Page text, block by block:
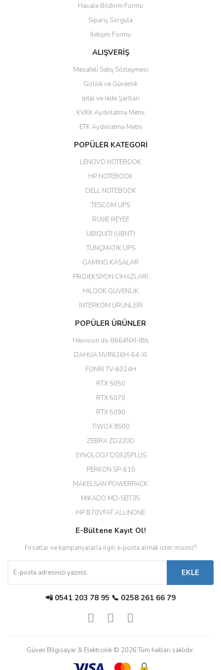
bir tabela olsa daha hoş
hızlı güvenli bir alışveriş oldu
Yalçın Kaya | 20/06/2026
ahmet yiğit | 29/04/2026
Aldığım ürün kapalı kutu teslim
edildi. Teşekkür ederim.
GÜRKAN KETHÜDAOĞLU |
Her şey için teşekkür ederim çok
Erdal Cingöz | 07/02/2026
Başarılı. Bu vasıfta bir ürünü bu
kadar uygun fiyata bulabilmek
büyük şans. Güvenliticaret
(HIKVISION DS-3E0326P-E/M(B)
EROL ÇAKMAK | 26/12/2025
Diğer yorumları göster
Havale Bildirim Formu
Sipariş Sorgula
İletişim Formu
ALIŞVERİŞ
Mesafeli Satış Sözleşmesi
Gizlilik ve Güvenlik
İptal ve İade Şartları
KVKK Aydınlatma Metni
ETK Aydınlatma Metni
POPÜLER KATEGORİ
LENOVO NOTEBOOK
HP NOTEBOOK
DELL NOTEBOOK
TESCOM UPS
RUIJIE REYEE
UBIQUITI (UBNT)
TUNÇMATİK UPS
GAMİNG KASALAR
PROJEKSİYON CİHAZLARI
HİLOOK GÜVENLİK
İNTERKOM ÜRÜNLERİ
POPÜLER ÜRÜNLER
Hikvision ds-8664NXI-I8/s
DAHUA NVR616H-64-XI
FONRİ TV-6024H
RTX 5050
RTX 5070
RTX 5090
TİWOX 9500
ZEBRA ZD220D
SYNOLOGY DS925PLUS
PERKON SP-610
MAKELSAN POWERPACK
MIKADO MD-SBT35
HP B70VFAT ALLINONE
E-Bültene Kayıt Ol!
Fırsatlar ve kampanyalarla ilgili e-posta almak ister misiniz?
EKLE
📲 0541 203 78 95 📞 0258 261 66 79
Güven Bilgisayar & Elektronik © 2026 Tüm hakları saklıdır.